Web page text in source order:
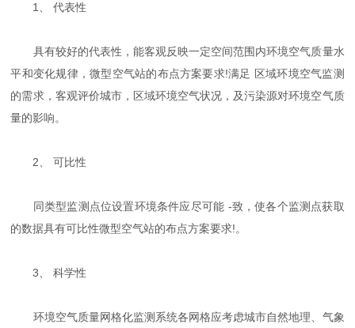
1、 代表性
具有较好的代表性，能客观反映一定空间范围内环境空气质量水
平和变化规律，微型空气站的布点方案要求!满足 区域环境空气监测
的需求，客观评价城市，区域环境空气状况，及污染源对环境空气质
量的影响。
2、 可比性
同类型监测点位设置环境条件应尽可能 -致，使各个监测点获取
的数据具有可比性微型空气站的布点方案要求!。
3、 科学性
环境空气质量网格化监测系统各网格应考虑城市自然地理、气象